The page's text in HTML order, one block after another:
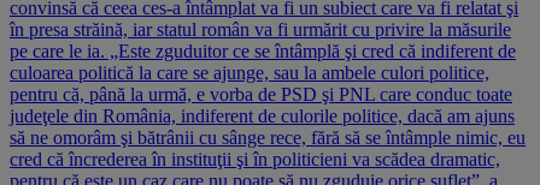
convinsă că ceea ces-a întâmplat va fi un subiect care va fi relatat şi
în presa străină, iar statul român va fi urmărit cu privire la măsurile
pe care le ia. „Este zguduitor ce se întâmplă şi cred că indiferent de
culoarea politică la care se ajunge, sau la ambele culori politice,
pentru că, până la urmă, e vorba de PSD şi PNL care conduc toate
judeţele din România, indiferent de culorile politice, dacă am ajuns
să ne omorâm şi bătrânii cu sânge rece, fără să se întâmple nimic, eu
cred că încrederea în instituţii şi în politicieni va scădea dramatic,
pentru că este un caz care nu poate să nu zguduie orice suflet”, a